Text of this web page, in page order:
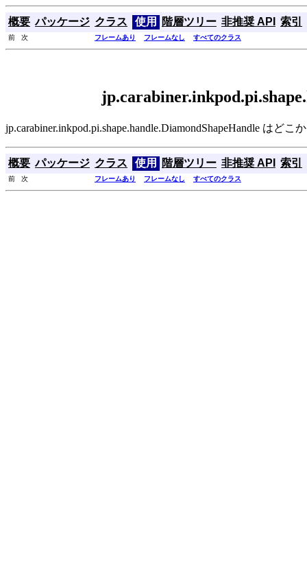
概要 パッケージ クラス 使用 階層ツリー 非推奨 API 索引
前 次 フレームあり フレームなし すべてのクラス
jp.carabiner.inkpod.pi.shape.handle.DiamondShapeHandle はど
概要 パッケージ クラス 使用 階層ツリー 非推奨 API 索引
前 次 フレームあり フレームなし すべてのクラス